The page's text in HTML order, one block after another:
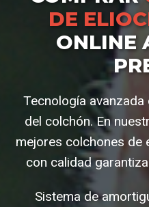
DE
ONLINE
Tecnología
del colchón. En
mejores colchones de
con calidad
Sistema de